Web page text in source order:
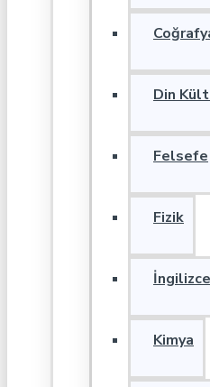
Din
Felsefe
Fizik
İngilizce
Kimya